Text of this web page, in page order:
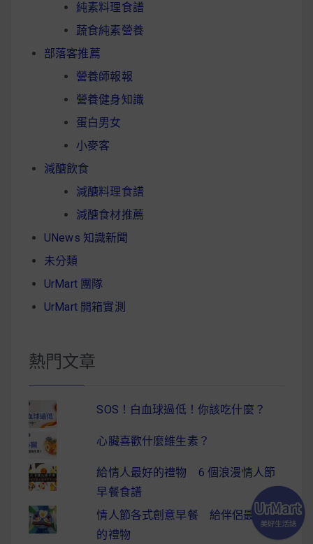
純素料理食譜
蔬食純素營養
部落客推薦
營養師報報
營養健身知識
蛋白男女
小麥客
減醣飲食
減醣料理食譜
減醣食材推薦
UNews 知識新聞
未分類
UrMart 團隊
UrMart 開箱實測
熱門文章
SOS！白血球過低！你該吃什麼？
心臟喜歡什麼維生素？
給情人最好的禮物 6 個浪漫情人節
早餐食譜
情人節各式創意早餐 給伴侶最驚喜
的禮物